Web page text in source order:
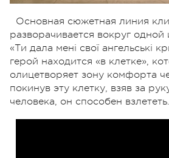
Основная сюжетная линия
разворачивается вокруг одной
«Ти дала мені свої ангельські
герой находится «в клетке»,
олицетворяет зону комфорта
покинув эту клетку, взяв за
человека, он способен взлететь.